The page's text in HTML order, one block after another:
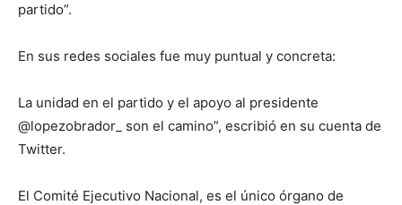
partido”.
En sus redes sociales fue muy puntual y concreta:
La unidad en el partido y el apoyo al presidente
@lopezobrador_ son el camino”, escribió en su cuenta de
Twitter.
El Comité Ejecutivo Nacional, es el único órgano de